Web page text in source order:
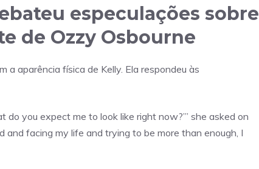
especulações sobre
de Ozzy Osbourne
a aparência física de Kelly. Ela respondeu às
do you expect me to look like right now?’” she asked on
and facing my life and trying to be more than enough, I